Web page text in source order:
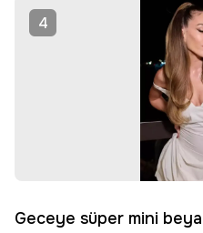
4
Geceye süper mini